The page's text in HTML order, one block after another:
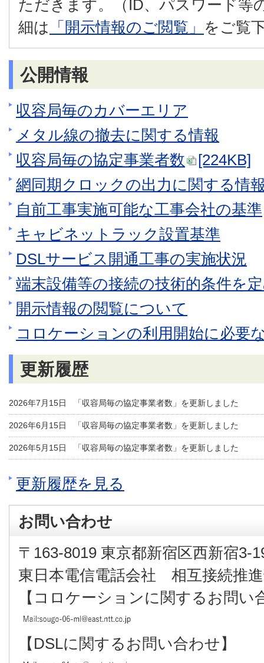
ただきます。（ID、パスワード等
細は
「開示情報のご閲覧」 をご覧
公開情報
収容局毎のカバーエリア
メタル線の撤去に関する情報
収容局毎の協定事業者数
[224KB]
網同期クロックの出力に関する情
自前工事実施可能な工事会社の基準
キャビネットラック設置基準
DSLサービス開通工事の実施状況
端末設備等の接続の技術的条件を
開示情報の閲覧について
コロケーションの利用開始に必要
更新履歴
2026年7月15日 「収容局毎の協定事業者数」を更新しました
2026年6月15日 「収容局毎の協定事業者数」を更新しました
2026年5月15日 「収容局毎の協定事業者数」を更新しました
更新履歴を見る
お問い合わせ
〒163-8019 東京都新宿区西新宿3-
東日本電信電話会社 相互接続推
【コロケーションに関するお問い
【DSLに関するお問い合わせ】